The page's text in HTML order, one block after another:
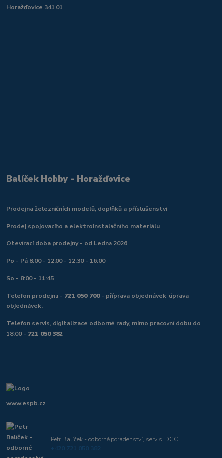
Horažďovice 341 01
Balíček Hobby - Horažďovice
Prodejna železničních modelů, doplňků a příslušenství
Prodej spojovacího a elektroinstalačního materiálu
Otevírací doba prodejny - od Ledna 2026
Po - Pá 8:00 - 12:00 - 12:30 - 16:00
So - 8:00 - 11:45
Telefon prodejna - 721 050 700- příprava objednávek, úprava
objednávek.
Telefon servis, digitalizace odborné rady, mimo pracovní dobu do
18:00 - 721 050 382
www.espb.cz
Petr Balíček - odborné poradenství, servis, DCC
+420 721 050 382